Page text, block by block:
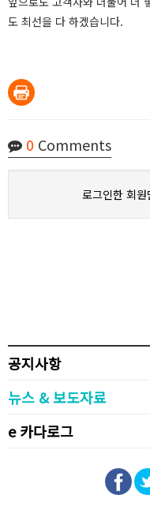
도 최선을 다 하겠습니다.
0 Comments
로그인한 회
공지사항
뉴스 & 보도자료
e 카다로그